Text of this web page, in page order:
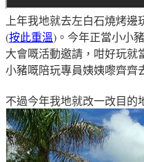
上年我地就去左白石燒烤邊
(按此重溫) 。今年正當小小
大會嘅活動邀請 ，咁好玩就
小豬嘅陪玩專員姨姨嚟齊齊
不過今年我地就改一改目的